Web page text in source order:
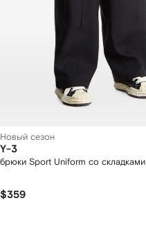
Новый сезон
Y-3
брюки Sport Uniform со складками
$359